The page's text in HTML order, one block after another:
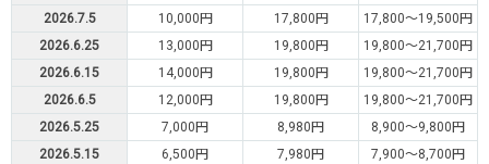
2026.7.5
10,000円 17,800円
17,800～19,500円
2026.6.25
13,000円 19,800円
19,800～21,700円
2026.6.15
14,000円 19,800円
19,800～21,700円
2026.6.5
12,000円 19,800円
19,800～21,700円
2026.5.25
7,000円 8,980円
8,900～9,800円
2026.5.15
6,500円 7,980円
7,900～8,700円